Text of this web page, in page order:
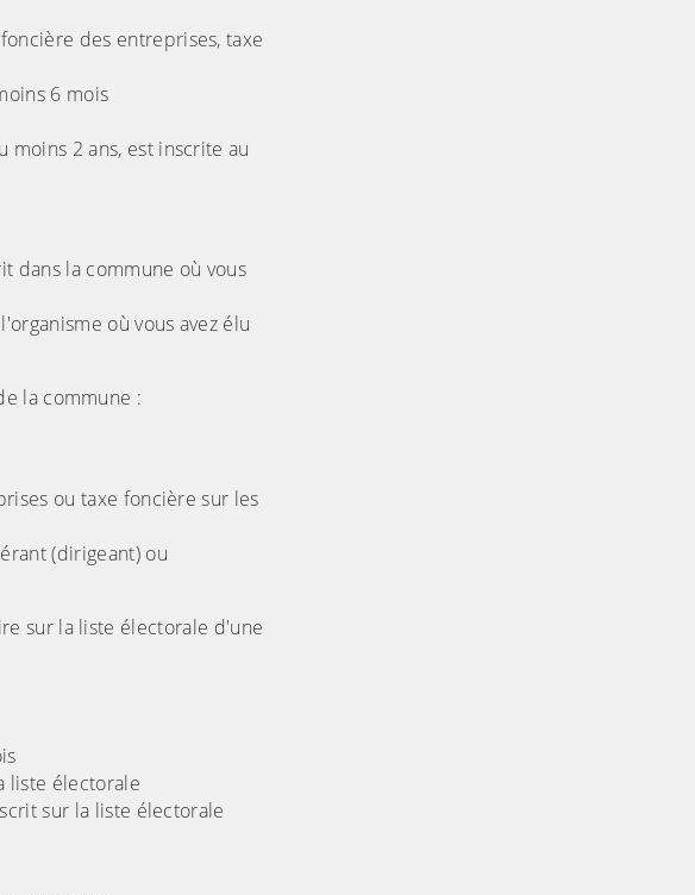
des entreprises, taxe
6 mois
2 ans, est inscrite au
dans la commune où vous
où vous avez élu
la commune :
ou taxe foncière sur les
(dirigeant) ou
sur la liste électorale d'une
liste électorale
sur la liste électorale